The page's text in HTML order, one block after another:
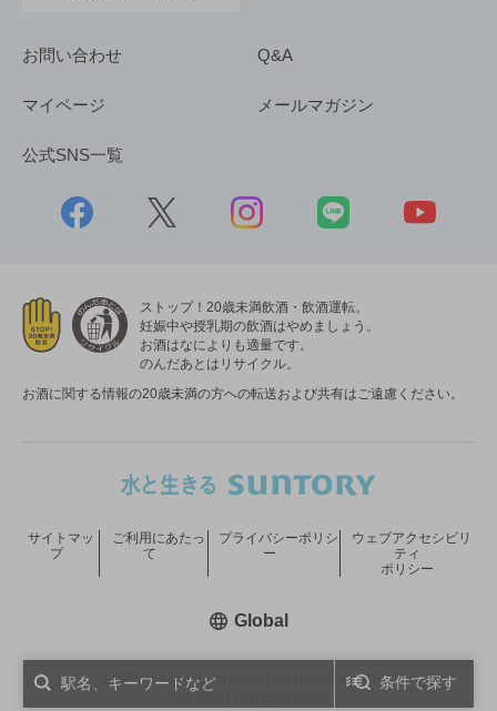
条件で探す
お問い合わせ Q&A
マイページ メールマガジン
公式SNS一覧
ストップ！20歳未満飲酒・飲酒運転。
妊娠中や授乳期の飲酒はやめましょう。
お酒はなによりも適量です。
のんだあとはリサイクル。
お酒に関する情報の20歳未満の方への転送および共有はご遠慮ください。
COPYRIGHT © SUNTORY HOLDINGS LIMITED.
サイトマッ
プ
ご利用にあたっ
て
プライバシーポリシ
ー
ウェブアクセシビリ
ティ
ポリシー
Global新しいウィンドウで開く